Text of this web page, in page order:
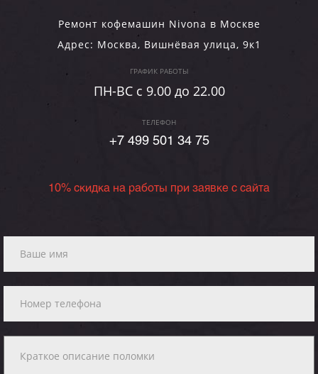
Ремонт кофемашин Nivona в Москве
Адрес: Москва, Вишнёвая улица, 9к1
ГРАФИК РАБОТЫ
ПН-ВC c 9.00 до 22.00
ТЕЛЕФОН
+7 499 501 34 75
10% скидка на работы при заявке с сайта